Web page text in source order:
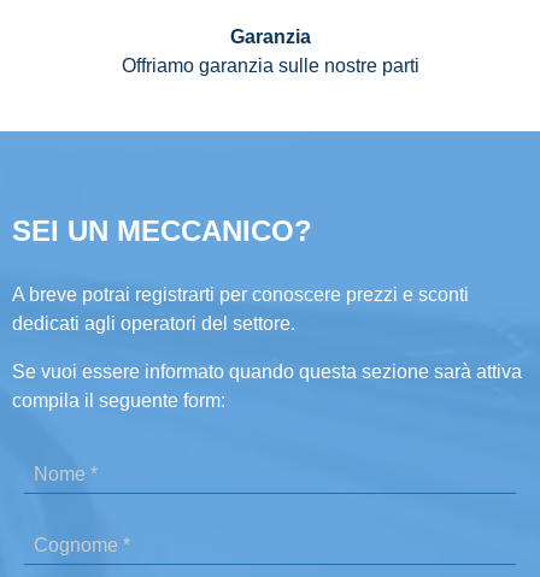
Garanzia
Offriamo garanzia sulle nostre parti
SEI UN MECCANICO?
A breve potrai registrarti per conoscere prezzi e sconti
dedicati agli operatori del settore.
Se vuoi essere informato quando questa sezione sarà attiva
compila il seguente form: